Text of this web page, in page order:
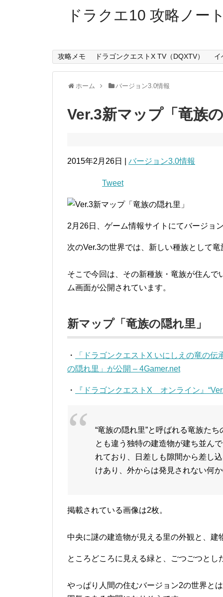
ドラクエ10 攻略ノー
攻略メモ ドラゴンクエストX TV（DQXTV） イ
ホーム バージョン3.0情報
Ver.3新マップ「竜族
2015年2月26日 | バージョン3.0情報
Tweet
2月26日、ゲーム情報サイトにてバージョ
次のVer.3の世界では、新しい種族として
そこで今回は、その新種族・竜族が住ん
ム画面が公開されています。
新マップ「竜族の隠れ里」
・
「ドラゴンクエストX いにしえの竜の
の隠れ里」が公開 – 4Gamer.net
・ 『ドラゴンクエストX オンライン』
“竜族の隠れ里”と呼ばれる竜族た
とも違う独特の建造物が建ち並ん
れており、日差しも隙間から差し
けあり、外からは発見されない何
掲載されている画像は2枚。
中央に謎の建造物が見える里の外観と、建
ところどころに見える緑と、ごつごつとし
やっぱり人間の住むバージョン2の世界と